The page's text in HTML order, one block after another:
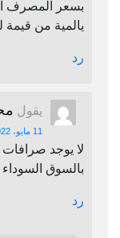
بسعر المصرف
يالمية من قيمة
رد
يقول
11 مايو، 2022 الساعة 5:36 م
لا يوجد صرافات
بالسوق السوداء
رد